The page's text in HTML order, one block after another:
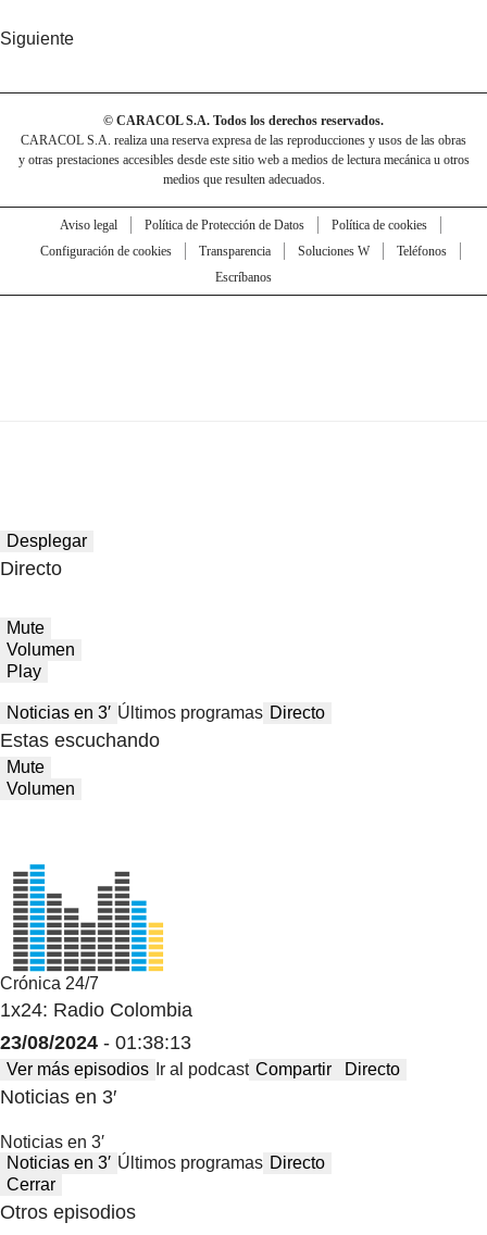
Siguiente
© CARACOL S.A. Todos los derechos reservados.
CARACOL S.A. realiza una reserva expresa de las reproducciones y usos de las obras
y otras prestaciones accesibles desde este sitio web a medios de lectura mecánica u otros
medios que resulten adecuados.
Aviso legal Política de Protección de Datos
Política de cookies
Configuración de cookies
Transparencia Soluciones W
Teléfonos
Escríbanos
Desplegar
Directo
Mute
Volumen
Play
Noticias en 3′ Últimos programas Directo
Estas escuchando
Mute
Volumen
Crónica 24/7
1x24: Radio Colombia
23/08/2024 - 01:38:13
Ver más episodios Ir al podcast Compartir Directo
Noticias en 3′
Noticias en 3′
Noticias en 3′ Últimos programas Directo
Cerrar
Otros episodios